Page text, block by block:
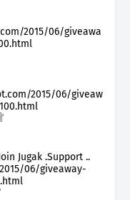
2015/06/giveawa
2015/06/giveaw
Jugak .Support ..
06/giveaway-